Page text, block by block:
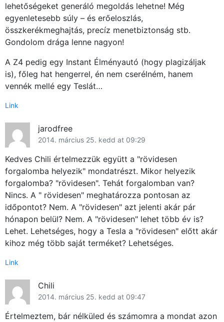
lehetőségeket generáló megoldás lehetne! Még
egyenletesebb súly – és erőeloszlás,
összkerékmeghajtás, precíz menetbiztonság stb.
Gondolom drága lenne nagyon!
A Z4 pedig egy Instant Élményautó (hogy plagizáljak
is), főleg hat hengerrel, én nem cserélném, hanem
vennék mellé egy Teslát…
Link
jarodfree
2014. március 25. kedd at 09:29
Kedves Chili értelmezzük együtt a "rövidesen
forgalomba helyezik" mondatrészt. Mikor helyezik
forgalomba? "rövidesen". Tehát forgalomban van?
Nincs. A " rövidesen" meghatározza pontosan az
időpontot? Nem. A "rövidesen" azt jelenti akár pár
hónapon belül? Nem. A "rövidesen" lehet több év is?
Lehet. Lehetséges, hogy a Tesla a "rövidesen" előtt akár
kihoz még több saját terméket? Lehetséges.
Link
Chili
2014. március 25. kedd at 09:47
Értelmeztem, bár nélküled és számomra a mondat azon